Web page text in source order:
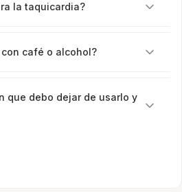
la taquicardia?
café o alcohol?
que debo dejar de usarlo y